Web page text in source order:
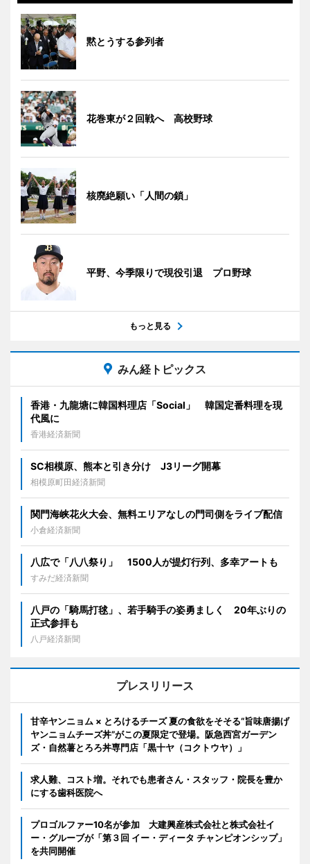
黙とうする参列者
花巻東が２回戦へ 高校野球
核廃絶願い「人間の鎖」
平野、今季限りで現役引退 プロ野球
もっと見る
みん経トピックス
香港・九龍塘に韓国料理店「Social」 韓国定番料理を現
代風に
香港経済新聞
SC相模原、熊本と引き分け J3リーグ開幕
相模原町田経済新聞
関門海峡花火大会、無料エリアなしの門司側をライブ配信
小倉経済新聞
八広で「八八祭り」 1500人が提灯行列、多幸アートも
すみだ経済新聞
八戸の「騎馬打毬」、若手騎手の姿勇ましく 20年ぶりの
正式参拝も
八戸経済新聞
プレスリリース
甘辛ヤンニョム × とろけるチーズ 夏の食欲をそそる“旨味唐揚げ
ヤンニョムチーズ丼”がこの夏限定で登場。阪急西宮ガーデン
ズ・自然薯とろろ丼専門店「黒十ヤ（コクトウヤ）」
求人難、コスト増。それでも患者さん・スタッフ・院長を豊か
にする歯科医院へ
プロゴルファー10名が参加 大建興産株式会社と株式会社イ
ー・グルーブが「第３回 イー・ディータ チャンピオンシップ」
を共同開催